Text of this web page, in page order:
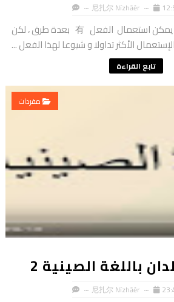
尼扎尔 Nízhāěr
بسم الله الرحمان الرحيم يمكن استعمال الفعل 有 بعدة طرق ، لكن
الأكثر تداولا و شيوعا لهذا الفعل ...
تابع القراءة
مفردات
باللغة الصينية 2
尼扎尔 Nízhāěr